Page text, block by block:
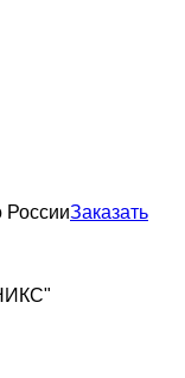
РоссииЗаказать